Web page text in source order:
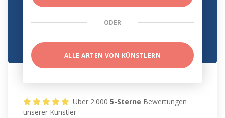
ODER
ALLE ARTEN VON KÜNSTLERN
Über 2.0005-Sterne Bewertungen
unserer Künstler